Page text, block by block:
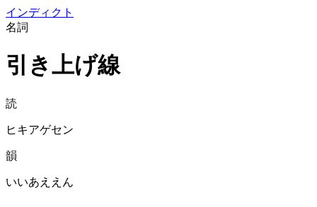
インディクト
名詞
引き上げ線
読
ヒキアゲセン
韻
いいあええん